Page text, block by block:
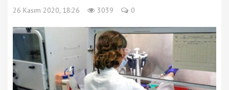
26 Kasım 2020, 18:26 3039 0